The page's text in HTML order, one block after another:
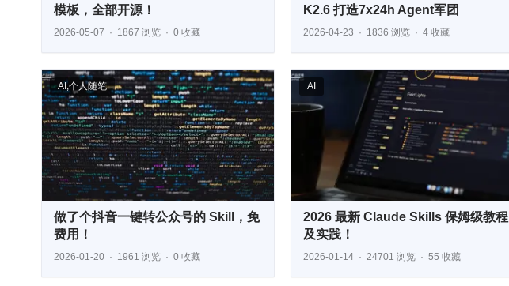
模板，全部开源！
2026-05-07 1867 浏览 0 收藏
K2.6 打造7x24h Agent军团
2026-04-23 1836 浏览 4 收藏
AI,个人随笔
做了个抖音一键转公众号的 Skill，免
费用！
2026-01-20 1961 浏览 0 收藏
AI
2026 最新 Claude Skills 保姆级教程
及实践！
2026-01-14 24701 浏览 55 收藏